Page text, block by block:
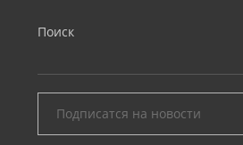
Поиск